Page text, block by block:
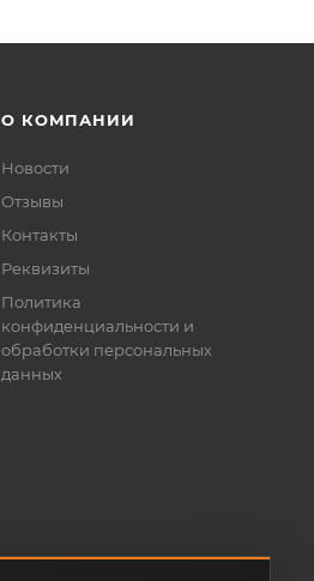
О КОМПАНИИ
Новости
Отзывы
Контакты
Реквизиты
Политика
конфиденциальности и
обработки персональных
данных